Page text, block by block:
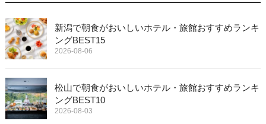
新潟で朝食がおいしいホテル・旅館おすすめランキ
ングBEST15
2026-08-06
松山で朝食がおいしいホテル・旅館おすすめランキ
ングBEST10
2026-08-03